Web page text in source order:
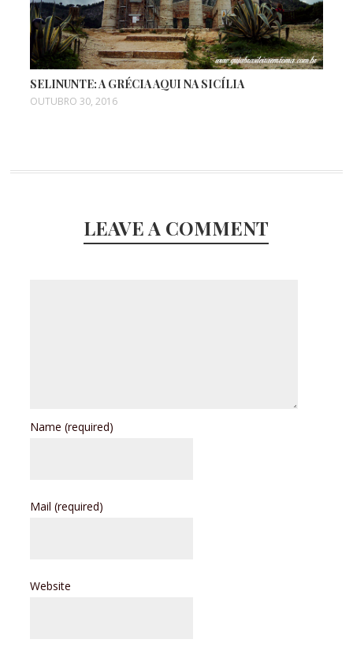
SELINUNTE: A GRÉCIA AQUI NA SICÍLIA
OUTUBRO 30, 2016
LEAVE A COMMENT
Name(required)
Mail(required)
Website